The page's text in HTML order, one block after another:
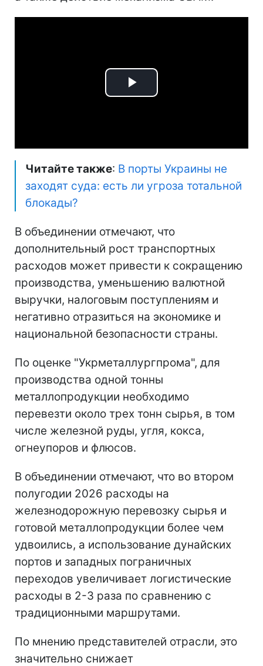
Play
Читайте также: В порты Украины не
заходят суда: есть ли угроза тотальной
блокады?
В объединении отмечают, что
дополнительный рост транспортных
расходов может привести к сокращению
производства, уменьшению валютной
выручки, налоговым поступлениям и
негативно отразиться на экономике и
национальной безопасности страны.
По оценке "Укрметаллургпрома", для
производства одной тонны
металлопродукции необходимо
перевезти около трех тонн сырья, в том
числе железной руды, угля, кокса,
огнеупоров и флюсов.
В объединении отмечают, что во втором
полугодии 2026 расходы на
железнодорожную перевозку сырья и
готовой металлопродукции более чем
удвоились, а использование дунайских
портов и западных пограничных
переходов увеличивает логистические
расходы в 2-3 раза по сравнению с
традиционными маршрутами.
По мнению представителей отрасли, это
значительно снижает